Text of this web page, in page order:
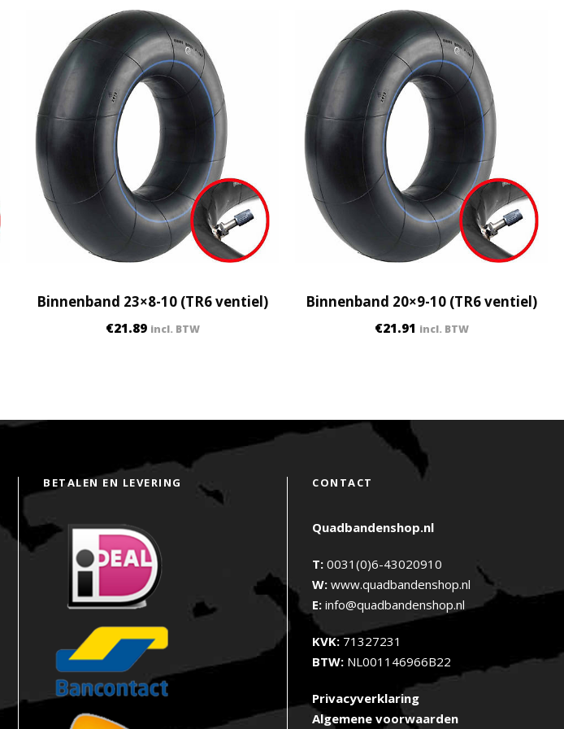
i
Binnenband 23×8-10 (TR6 ventiel)
€21.89 incl. BTW
Binnenband 20×9-10 (TR6 ventiel)
€21.91 incl. BTW
BETALEN EN LEVERING CONTACT
Quadbandenshop.nl
T: 0031(0)6-43020910
W: www.quadbandenshop.nl
E: info@quadbandenshop.nl
KVK: 71327231
BTW: NL001146966B22
Privacyverklaring
Algemene voorwaarden